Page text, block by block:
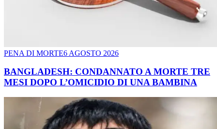
PENA DI MORTE6 AGOSTO 2026
BANGLADESH: CONDANNATO A MORTE TRE
MESI DOPO L’OMICIDIO DI UNA BAMBINA